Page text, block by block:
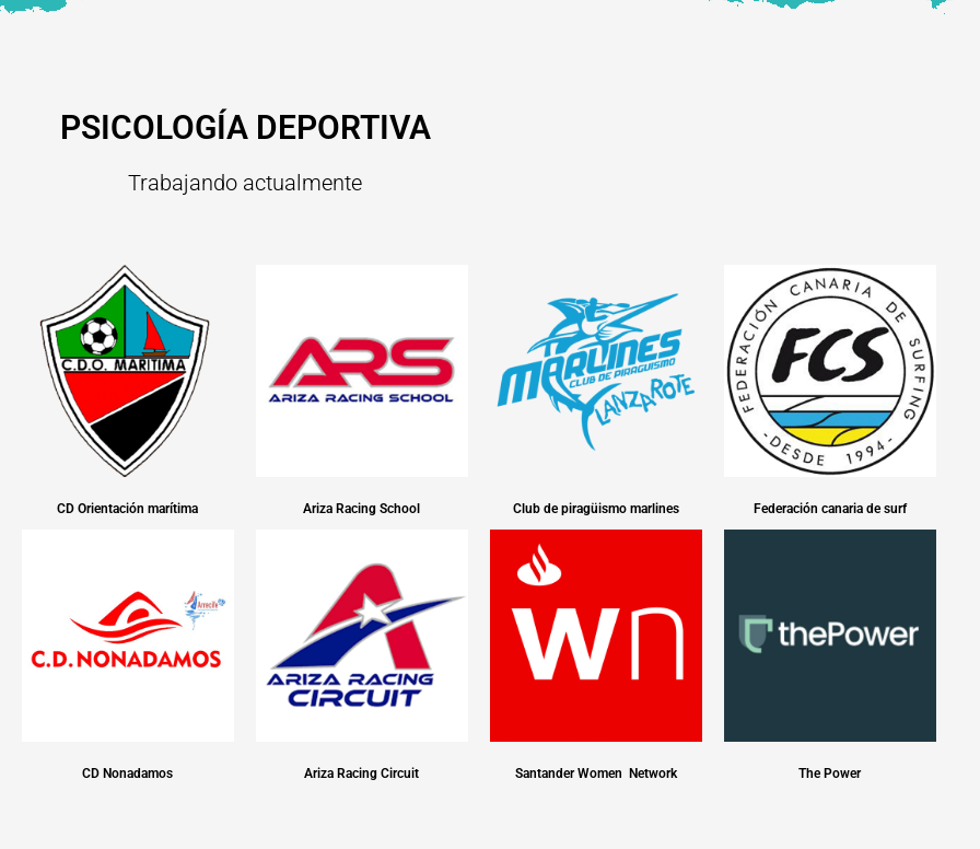
PSICOLOGÍA DEPORTIVA
Trabajando actualmente
CD Orientación marítima Ariza Racing School Club de piragüismo marlines Federación canaria de surf
CD Nonadamos Ariza Racing Circuit Santander Women Network The Power